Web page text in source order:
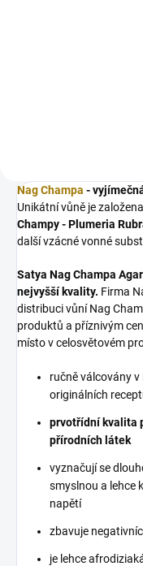
Nag Champa -
Unikátní vůně je
Champy - Plumeria
další vzácné vonné
Satya Nag Champa
nejvyšší kvality. Firma
distribuci vůní Nag
produktů a příznivým
místo v celosvětovém
ručně válcovány
originálních
prvotřídní kvalita
přírodních látek
vyznačují se
smyslnou a lehce
napětí
zbavuje
je lehce